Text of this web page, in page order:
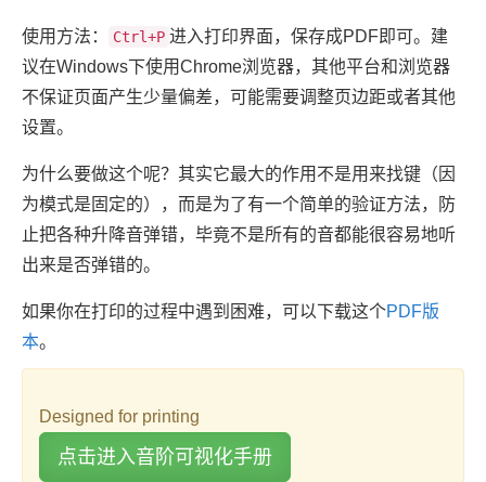
使用方法： Ctrl+P 进入打印界面，保存成PDF即可。建
议在Windows下使用Chrome浏览器，其他平台和浏览器
不保证页面产生少量偏差，可能需要调整页边距或者其他
设置。
为什么要做这个呢？其实它最大的作用不是用来找键（因
为模式是固定的），而是为了有一个简单的验证方法，防
止把各种升降音弹错，毕竟不是所有的音都能很容易地听
出来是否弹错的。
如果你在打印的过程中遇到困难，可以下载这个PDF版
本。
Designed for printing
点击进入音阶可视化手册